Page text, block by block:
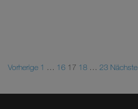
Vorherige 1 … 16 17 18 … 23 Nächste